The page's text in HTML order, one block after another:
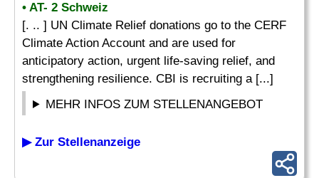
• AT- 2 Schweiz
[. .. ] UN Climate Relief donations go to the CERF
Climate Action Account and are used for
anticipatory action, urgent life-saving relief, and
strengthening resilience. CBI is recruiting a [...]
MEHR INFOS ZUM STELLENANGEBOT
▶ Zur Stellenanzeige